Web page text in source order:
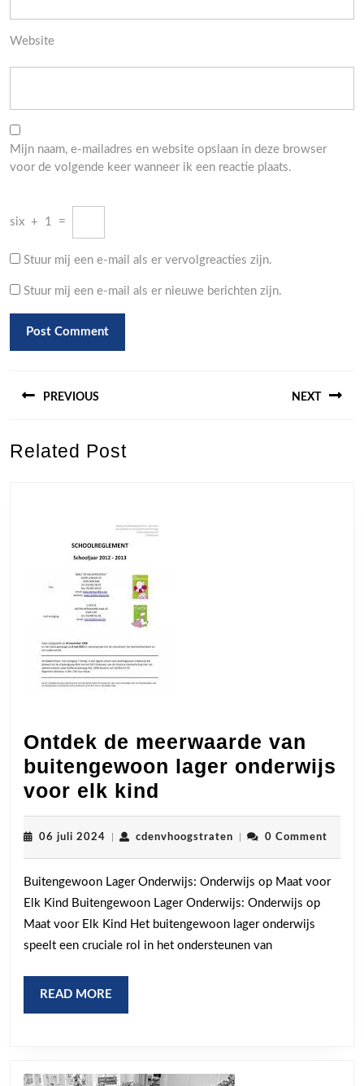
Website
Mijn naam, e-mailadres en website opslaan in deze browser
voor de volgende keer wanneer ik een reactie plaats.
six + 1 =
Stuur mij een e-mail als er vervolgreacties zijn.
Stuur mij een e-mail als er nieuwe berichten zijn.
PREVIOUS
post:
NEXT
Related Post
Ontdek de meerwaarde van
buitengewoon lager onderwijs
voor elk kind
de
meerwaarde
van
buitengewoon
lager
onderwijs
06 juli 2024 06
cdenvhoogstratencdenvhoogstraten
0 Comment
Buitengewoon Lager Onderwijs: Onderwijs op Maat voor
Elk Kind Buitengewoon Lager Onderwijs: Onderwijs op
Maat voor Elk Kind Het buitengewoon lager onderwijs
speelt een cruciale rol in het ondersteunen van
READ MORE
MORE